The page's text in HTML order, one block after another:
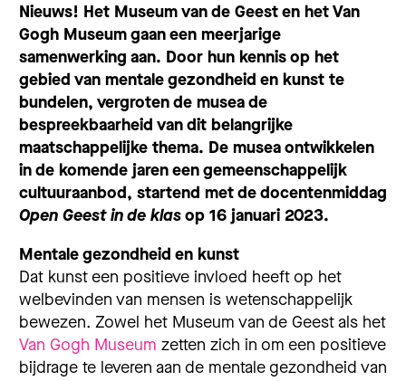
Nieuws! Het Museum van de Geest en het Van
Gogh Museum gaan een meerjarige
samenwerking aan. Door hun kennis op het
gebied van mentale gezondheid en kunst te
bundelen, vergroten de musea de
bespreekbaarheid van dit belangrijke
maatschappelijke thema. De musea ontwikkelen
in de komende jaren een gemeenschappelijk
cultuuraanbod, startend met de docentenmiddag
Open Geest in de klasop 16 januari 2023.
Mentale gezondheid en kunst
Dat kunst een positieve invloed heeft op het
welbevinden van mensen is wetenschappelijk
bewezen. Zowel het Museum van de Geest als het
Van Gogh Museum zetten zich in om een positieve
bijdrage te leveren aan de mentale gezondheid van